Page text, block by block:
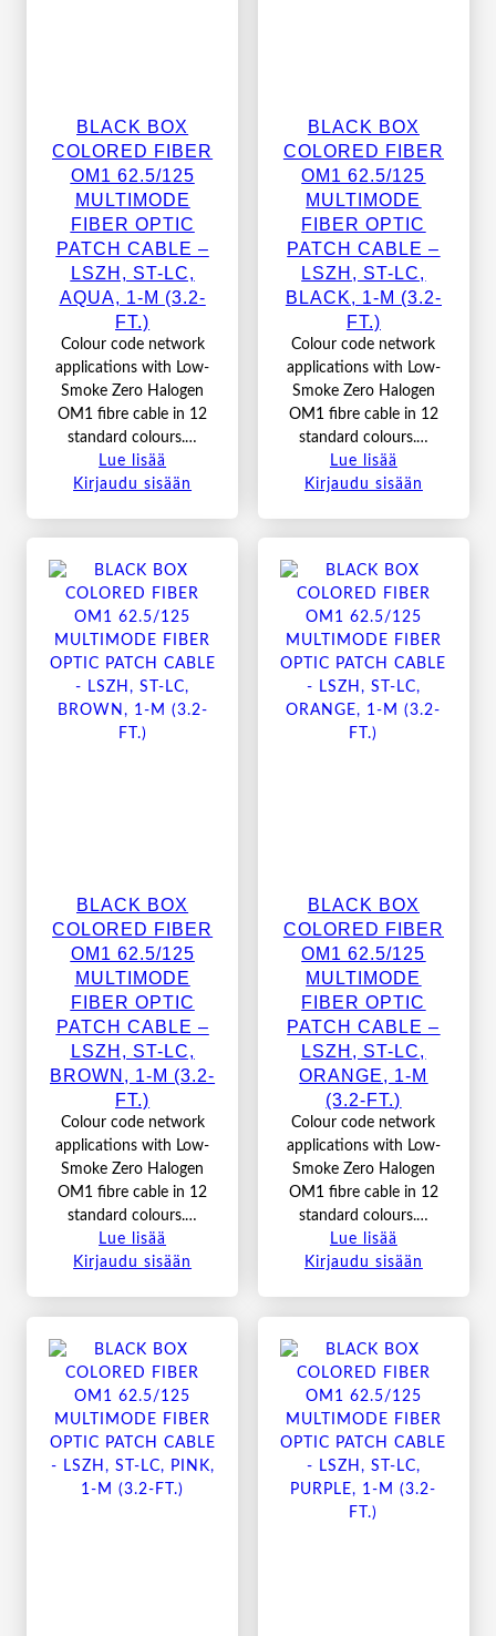
BLACK BOX
COLORED FIBER
OM1 62.5/125
MULTIMODE
FIBER OPTIC
PATCH CABLE –
LSZH, ST-LC,
AQUA, 1-M (3.2-
FT.)
Colour code network
applications with Low-
Smoke Zero Halogen
OM1 fibre cable in 12
standard colours.…
Lue lisää
Kirjaudu sisään
BLACK BOX
COLORED FIBER
OM1 62.5/125
MULTIMODE
FIBER OPTIC
PATCH CABLE –
LSZH, ST-LC,
BLACK, 1-M (3.2-
FT.)
Colour code network
applications with Low-
Smoke Zero Halogen
OM1 fibre cable in 12
standard colours.…
Lue lisää
Kirjaudu sisään
BLACK BOX
COLORED FIBER
OM1 62.5/125
MULTIMODE
FIBER OPTIC
PATCH CABLE –
LSZH, ST-LC,
BROWN, 1-M (3.2-
FT.)
Colour code network
applications with Low-
Smoke Zero Halogen
OM1 fibre cable in 12
standard colours.…
Lue lisää
Kirjaudu sisään
BLACK BOX
COLORED FIBER
OM1 62.5/125
MULTIMODE
FIBER OPTIC
PATCH CABLE –
LSZH, ST-LC,
ORANGE, 1-M
(3.2-FT.)
Colour code network
applications with Low-
Smoke Zero Halogen
OM1 fibre cable in 12
standard colours.…
Lue lisää
Kirjaudu sisään